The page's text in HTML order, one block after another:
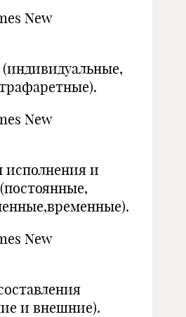
New
New
исполнения и
New
и внешние).